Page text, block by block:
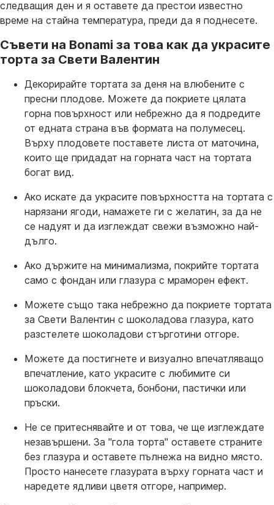
следващия ден и я оставете да престои известно
време на стайна температура, преди да я поднесете.
Съвети на Bonami за това как да украсите
торта за Свети Валентин
Декорирайте тортата за деня на влюбените с
пресни плодове. Можете да покриете цялата
горна повърхност или небрежно да я подредите
от едната страна във формата на полумесец.
Върху плодовете поставете листа от маточина,
които ще придадат на горната част на тортата
богат вид.
Ако искате да украсите повърхността на тортата с
нарязани ягоди, намажете ги с желатин, за да не
се надуят и да изглеждат свежи възможно най-
дълго.
Ако държите на минимализма, покрийте тортата
само с фондан или глазура с мраморен ефект.
Можете също така небрежно да покриете тортата
за Свети Валентин с шоколадова глазура, като
разстелете шоколадови стърготини отгоре.
Можете да постигнете и визуално впечатляващо
впечатление, като украсите с любимите си
шоколадови блокчета, бонбони, пастички или
пръски.
Не се притеснявайте и от това, че ще изглеждате
незавършени. За "гола торта" оставете страните
без глазура и оставете пълнежа на видно място.
Просто нанесете глазурата върху горната част и
наредете ядливи цветя отгоре, например.